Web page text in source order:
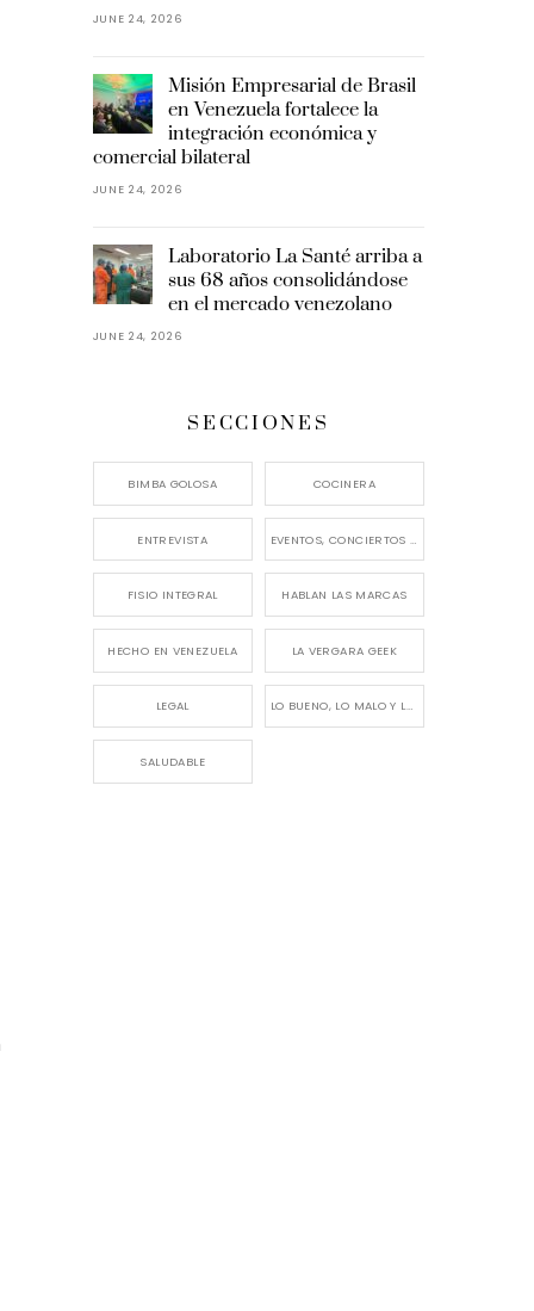
JUNE 24, 2026
Misión Empresarial de Brasil
en Venezuela fortalece la
integración económica y
comercial bilateral
JUNE 24, 2026
Laboratorio La Santé arriba a
sus 68 años consolidándose
en el mercado venezolano
JUNE 24, 2026
SECCIONES
BIMBA GOLOSA COCINERA
ENTREVISTA
FISIO INTEGRAL HABLAN LAS MARCAS
HECHO EN VENEZUELA LA VERGARA GEEK
LEGAL LO BUENO, LO MALO Y LO FEO
SALUDABLE